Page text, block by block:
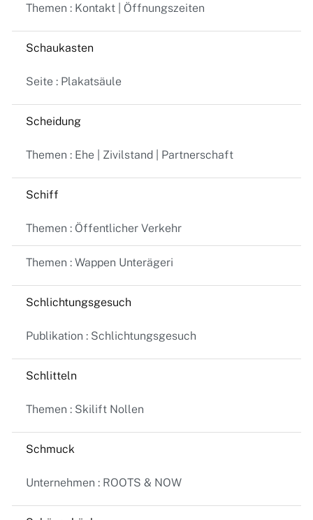
Themen : Kontakt | Öffnungszeiten
Schaukasten
Seite : Plakatsäule
Scheidung
Themen : Ehe | Zivilstand | Partnerschaft
Schiff
Themen : Öffentlicher Verkehr
Themen : Wappen Unterägeri
Schlichtungsgesuch
Publikation : Schlichtungsgesuch
Schlitteln
Themen : Skilift Nollen
Schmuck
Unternehmen : ROOTS & NOW